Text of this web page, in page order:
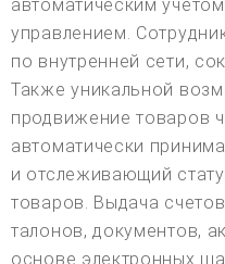
автоматическим
управлением.
по внутренней сети,
Также уникальной
продвижение товаров
автоматически
и отслеживающий
товаров. Выдача
талонов, документов,
основе электронных